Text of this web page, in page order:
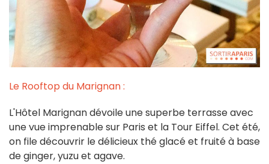
Le Rooftop du Marignan :
L'Hôtel Marignan dévoile une superbe terrasse avec
une vue imprenable sur Paris et la Tour Eiffel. Cet été,
on file découvrir le délicieux thé glacé et fruité à base
de ginger, yuzu et agave.